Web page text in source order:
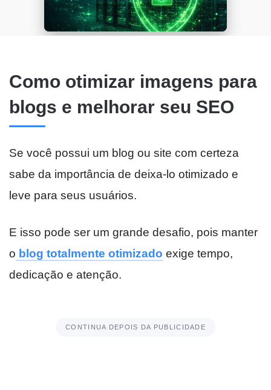
Como otimizar imagens para
blogs e melhorar seu SEO
Se você possui um blog ou site com certeza
sabe da importância de deixa-lo otimizado e
leve para seus usuários.
E isso pode ser um grande desafio, pois manter
o blog totalmente otimizado exige tempo,
dedicação e atenção.
CONTINUA DEPOIS DA PUBLICIDADE